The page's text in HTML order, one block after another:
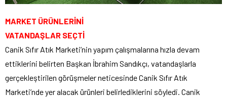
MARKET ÜRÜNLERİNİ
VATANDAŞLAR SEÇTİ
Canik Sıfır Atık Marketi’nin yapım çalışmalarına hızla devam
ettiklerini belirten Başkan İbrahim Sandıkçı, vatandaşlarla
gerçekleştirilen görüşmeler neticesinde Canik Sıfır Atık
Marketi’nde yer alacak ürünleri belirlediklerini söyledi. Canik